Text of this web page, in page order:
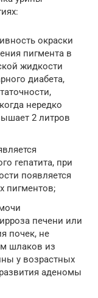
окраски
пигмента в
жидкости
диабета,
нередко
2 литров
гепатита, при
появляется
пигментов;
печени или
почек, не
шлаков из
у возрастных
аденомы